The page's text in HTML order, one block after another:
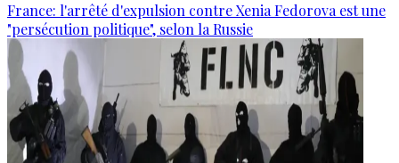
France: l'arrêté d'expulsion contre Xenia Fedorova est une
"persécution politique", selon la Russie